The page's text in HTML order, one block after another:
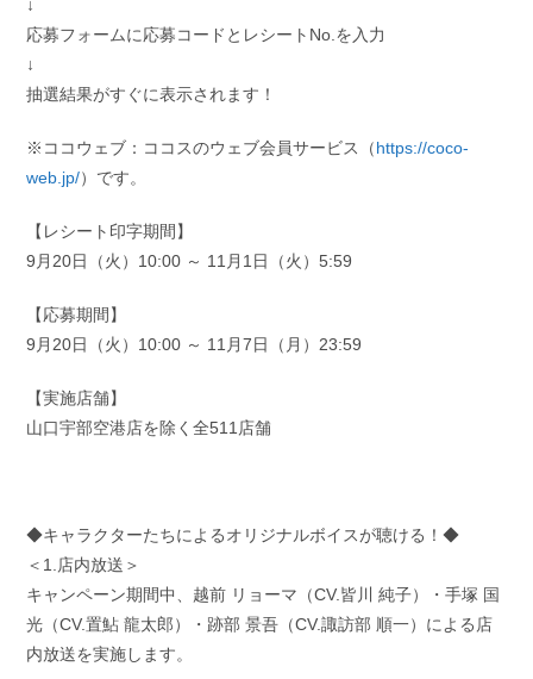
↓
応募フォームに応募コードとレシートNo.を入力
↓
抽選結果がすぐに表示されます！
※ココウェブ：ココスのウェブ会員サービス（https://coco-
web.jp/）です。
【レシート印字期間】
9月20日（火）10:00 ～ 11月1日（火）5:59
【応募期間】
9月20日（火）10:00 ～ 11月7日（月）23:59
【実施店舗】
山口宇部空港店を除く全511店舗
◆キャラクターたちによるオリジナルボイスが聴ける！◆
＜1.店内放送＞
キャンペーン期間中、越前 リョーマ（CV.皆川 純子）・手塚 国
光（CV.置鮎 龍太郎）・跡部 景吾（CV.諏訪部 順一）による店
内放送を実施します。